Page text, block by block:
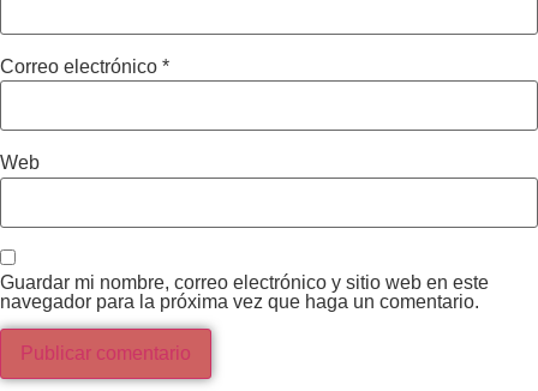
Correo electrónico *
Web
Guardar mi nombre, correo electrónico y sitio web en este
navegador para la próxima vez que haga un comentario.